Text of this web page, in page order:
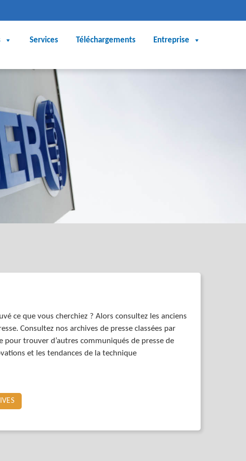
Services Téléchargements Entreprise
ce que vous cherchiez ? Alors consultez les anciens
Consultez nos archives de presse classées par
pour trouver d’autres communiqués de presse de
et les tendances de la technique